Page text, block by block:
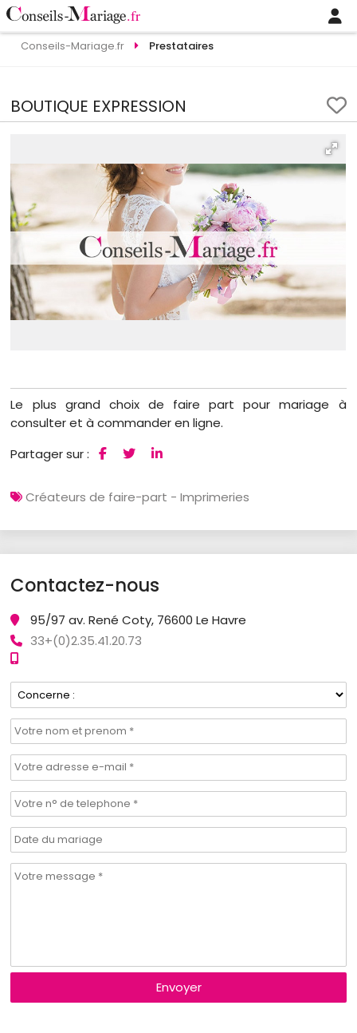
Conseils-Mariage.fr Prestataires
BOUTIQUE EXPRESSION
Le plus grand choix de faire part pour mariage à
consulter et à commander en ligne.
Partager sur :
Créateurs de faire-part - Imprimeries
Contactez-nous
95/97 av. René Coty, 76600 Le Havre
33+(0)2.35.41.20.73
Envoyer